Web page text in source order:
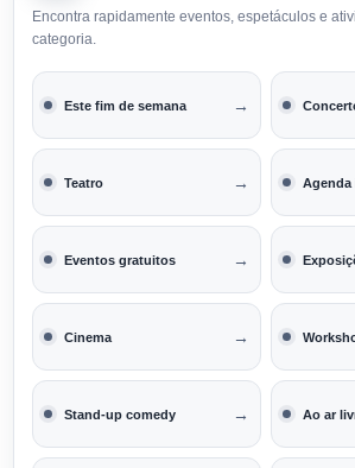
Encontra rapidamente eventos, espetáculos e
categoria.
Este fim de semana →
Teatro →
Eventos gratuitos →
Cinema →
Stand-up comedy → Ao ar